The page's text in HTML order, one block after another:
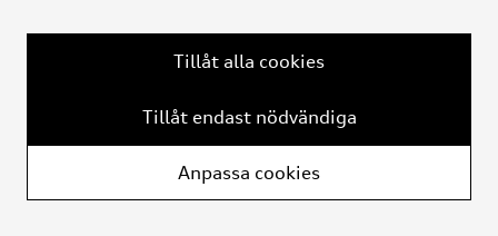
Tillåt alla cookies
Tillåt endast nödvändiga
Anpassa cookies